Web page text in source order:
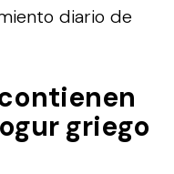
diario de
griego